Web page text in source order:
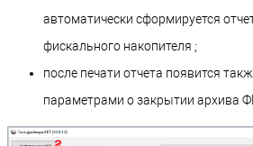
автоматически сформируется
фискального накопителя ;
после печати отчета появится
параметрами о закрытии архива